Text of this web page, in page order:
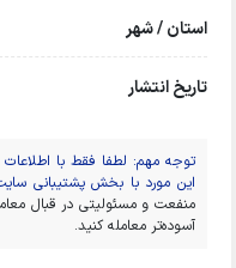
استان / شهر
تاریخ انتشار
توجه مهم: لطفا فقط با
این مورد با بخش پشتیبانی
منفعت و مسئولیتی در قبال
آسوده‌تر معامله کنید.